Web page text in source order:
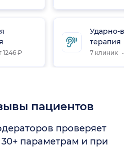
1246 ₽
Ударно-
терапия
7 клиник
пациентов
проверяет
параметрам и при